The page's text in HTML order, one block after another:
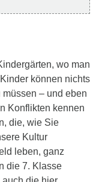
wo man
können nichts
müssen – und eben
Konflikten kennen
die, wie Sie
Kultur
leben, ganz
die 7. Klasse